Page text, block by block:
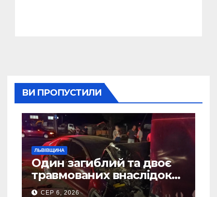
ВИ ПРОПУСТИЛИ
ЛЬВІВЩИНА
Один загиблий та двоє
травмованих внаслідок
ДТП на Самбірщині
СЕР 6, 2026